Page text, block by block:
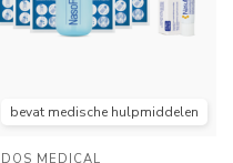
bevat medische hulpmiddelen
DOS MEDICAL